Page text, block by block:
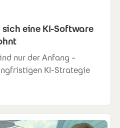
sich eine KI-Software
nur der Anfang –
KI-Strategie